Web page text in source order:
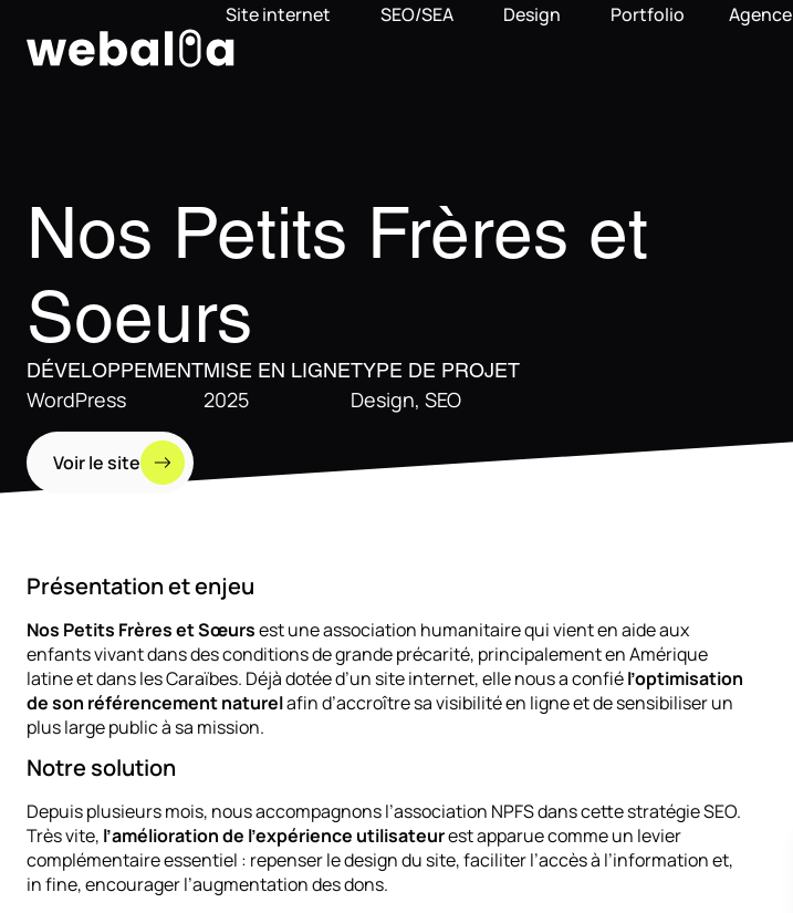
Site internet SEO/SEA Design Portfolio Agence
Nos Petits Frères et
Soeurs
DÉVELOPPEMENT
WordPress
MISE EN LIGNE
2025
TYPE DE PROJET
Design, SEO
Voir le site
Présentation et enjeu
Nos Petits Frères et Sœursest une association humanitaire qui vient en aide aux
enfants vivant dans des conditions de grande précarité, principalement en Amérique
latine et dans les Caraïbes. Déjà dotée d’un site internet, elle nous a confiél’optimisation
de son référencement naturelafin d’accroître sa visibilité en ligne et de sensibiliser un
plus large public à sa mission.
Notre solution
Depuis plusieurs mois, nous accompagnons l’association NPFS dans cette stratégie SEO.
Très vite, l’amélioration de l’expérience utilisateurest apparue comme un levier
complémentaire essentiel : repenser le design du site, faciliter l’accès à l’information et,
in fine, encourager l’augmentation des dons.
Panneau de gestion des cookies